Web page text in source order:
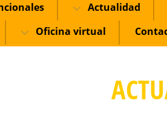
Actualidad
Oficina virtual